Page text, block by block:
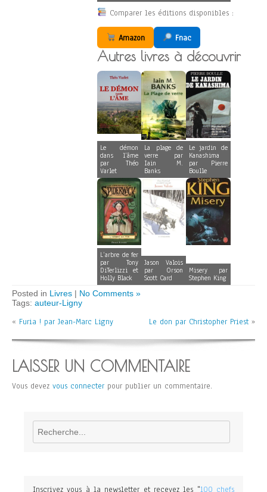
Comparer les éditions disponibles :
Amazon Fnac
Autres livres à découvrir
Le démon
dans l’âme
par Théo
Varlet
La plage de
verre par
Iain M.
Banks
Le jardin de
Kanashima
par Pierre
Boulle
L’arbre de fer
par Tony
DiTerlizzi et
Holly Black
Jason Valois
par Orson
Scott Card
Misery par
Stephen King
Posted in Livres | No Comments »
Tags: auteur-Ligny
« Furia ! par Jean-Marc Ligny Le don par Christopher Priest »
LAISSER UN COMMENTAIRE
Vous devez vous connecter pour publier un commentaire.
Rechercher
Inscrivez vous à la newsletter et recevez les "100 chefs